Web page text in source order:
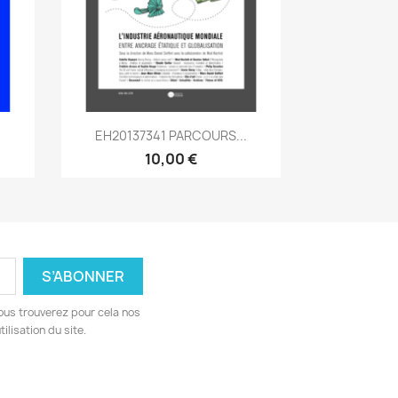
Aperçu rapide
EH20137341 PARCOURS...
10,00 €
trouverez pour cela nos
du site.